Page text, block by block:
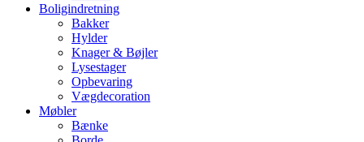
Boligindretning
Bakker
Hylder
Knager & Bøjler
Lysestager
Opbevaring
Vægdecoration
Møbler
Bænke